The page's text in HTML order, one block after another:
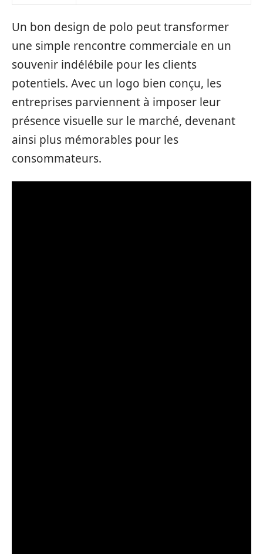
Un bon design de polo peut transformer
une simple rencontre commerciale en un
souvenir indélébile pour les clients
potentiels. Avec un logo bien conçu, les
entreprises parviennent à imposer leur
présence visuelle sur le marché, devenant
ainsi plus mémorables pour les
consommateurs.